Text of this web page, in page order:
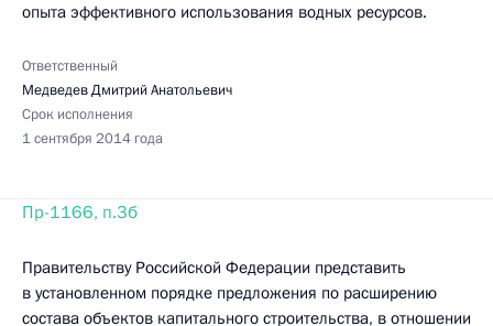
опыта эффективного использования водных ресурсов.
Ответственный
Медведев Дмитрий Анатольевич
Срок исполнения
1 сентября 2014 года
Пр-1166, п.3б
Правительству Российской Федерации представить
в установленном порядке предложения по расширению
состава объектов капитального строительства, в отношении